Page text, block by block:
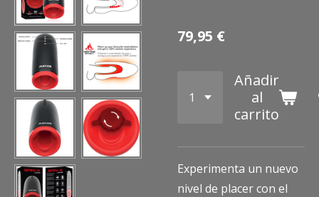
79,95 €
Añadir
al
carrito
Experimenta un nuevo
nivel de placer con el